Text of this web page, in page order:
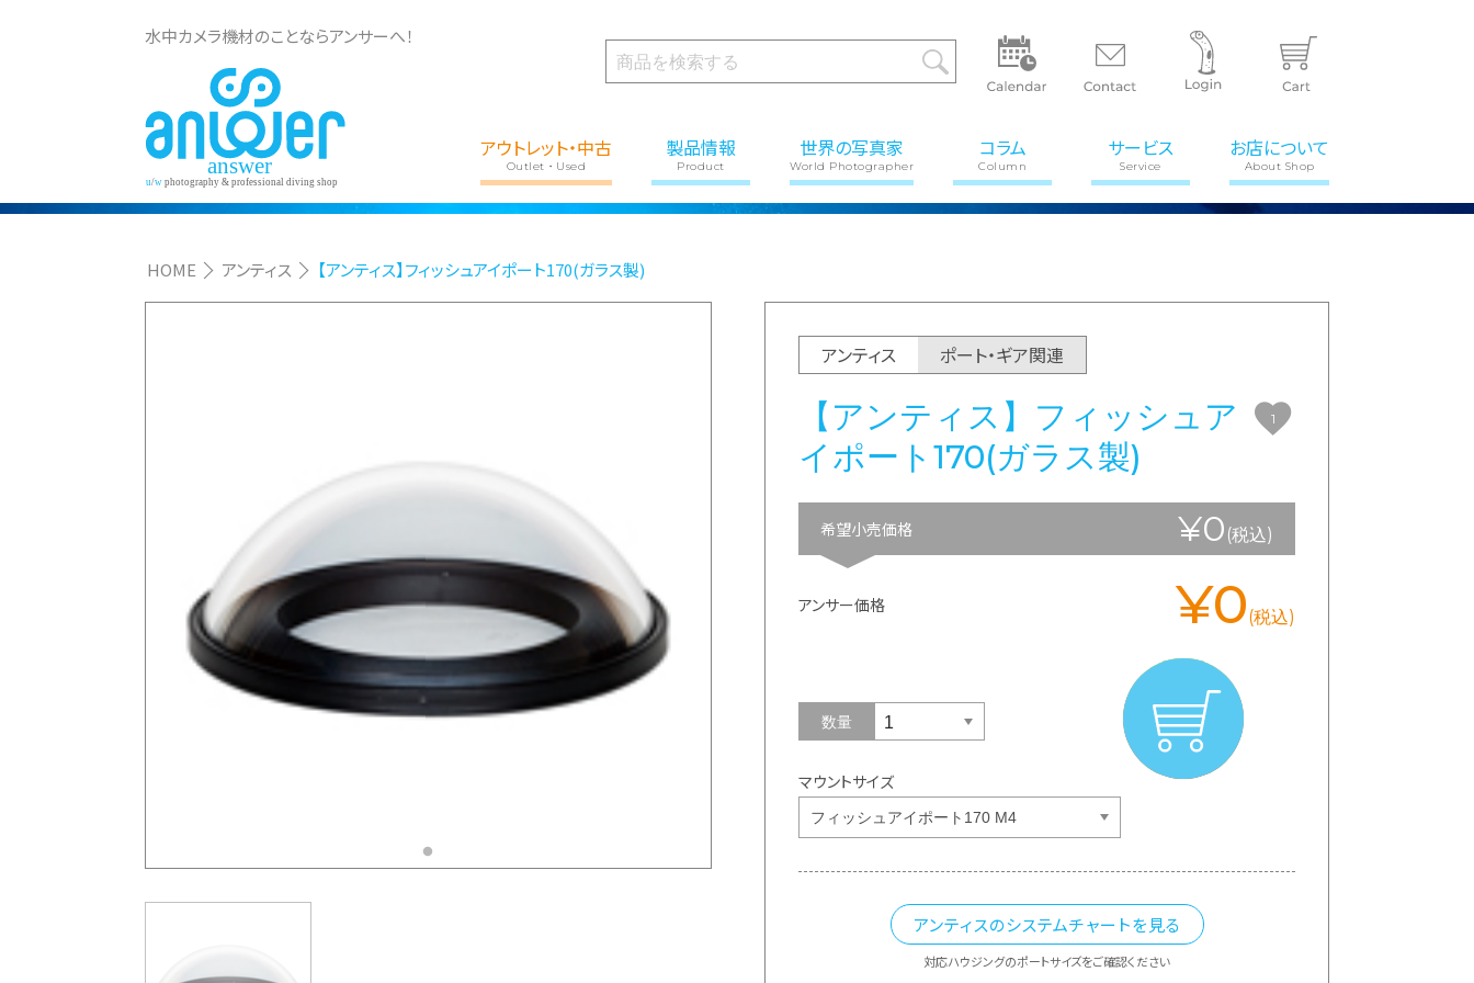
水中カメラ機材のことならアンサーへ！
アウトレット・中古
Outlet・Used
製品情報
Product
世界の写真家
World Photographer
コラム
Column
サービス
Service
お店について
About Shop
HOME アンティス 【アンティス】フィッシュアイポート170(ガラス製)
アンティス ポート・ギア関連
【アンティス】フィッシュア
イポート170(ガラス製)
1
希望小売価格 ¥0 (税込)
アンサー価格 ¥0(税込)
数量
マウントサイズ
アンティスのシステムチャートを見る
対応ハウジングのポートサイズをご確認ください